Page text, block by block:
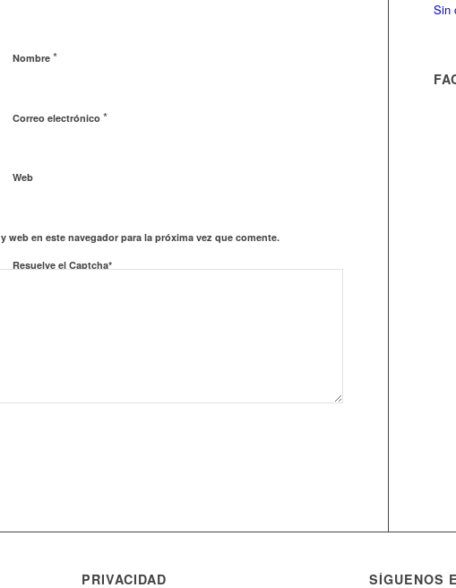
Nombre *
Correo electrónico *
Web
web en este navegador para la próxima vez que comente.
Resuelve el Captcha*
Sin
PRIVACIDAD SÍGUENOS